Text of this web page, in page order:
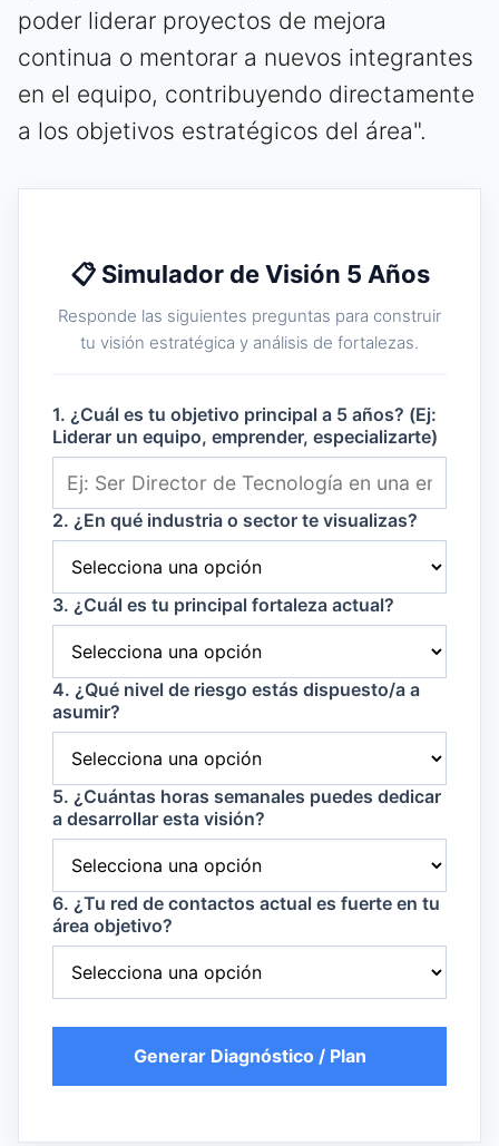
poder liderar proyectos de mejora
continua o mentorar a nuevos integrantes
en el equipo, contribuyendo directamente
a los objetivos estratégicos del área".
📋 Simulador de Visión 5 Años
Responde las siguientes preguntas para construir
tu visión estratégica y análisis de fortalezas.
1. ¿Cuál es tu objetivo principal a 5 años? (Ej:
Liderar un equipo, emprender, especializarte)
2. ¿En qué industria o sector te visualizas?
3. ¿Cuál es tu principal fortaleza actual?
4. ¿Qué nivel de riesgo estás dispuesto/a a
asumir?
5. ¿Cuántas horas semanales puedes dedicar
a desarrollar esta visión?
6. ¿Tu red de contactos actual es fuerte en tu
área objetivo?
Generar Diagnóstico / Plan